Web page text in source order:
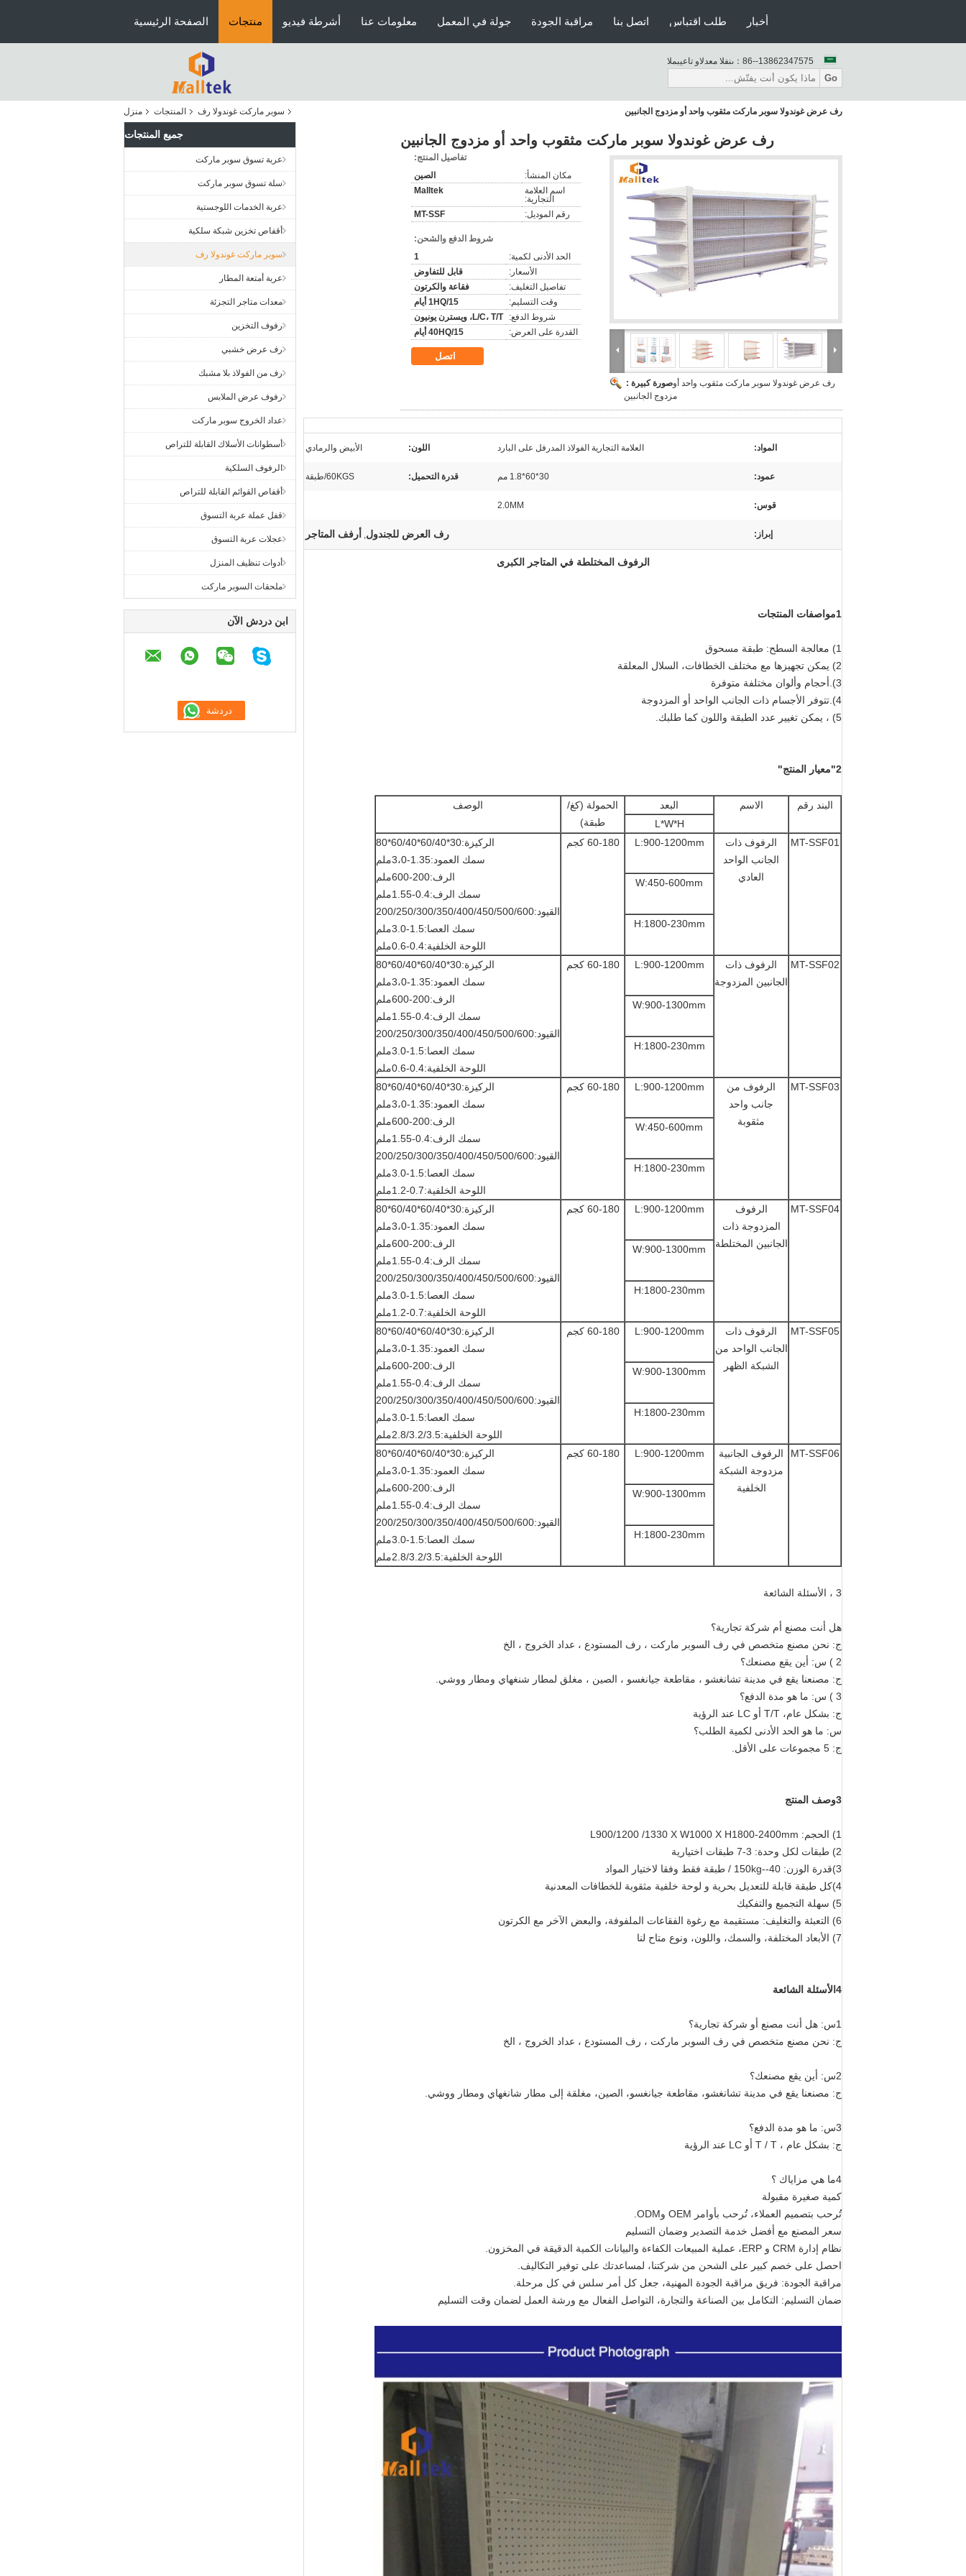
الصفحة الرئيسية منتجات أشرطة فيديو معلومات عنا جولة في المعمل مراقبة الجودة اتصل بنا طلب اقتباس أخبار
المبيعات والدعم الفنى： 86--13862347575
Go
منزل المنتجات سوبر ماركت غوندولا رف رف عرض غوندولا سوبر ماركت مثقوب واحد أو مزدوج الجانبين
جميع المنتجات
عربة تسوق سوبر ماركت
سلة تسوق سوبر ماركت
عربة الخدمات اللوجستية
أقفاص تخزين شبكة سلكية
سوبر ماركت غوندولا رف
عربة أمتعة المطار
معدات متاجر التجزئة
رفوف التخزين
رف عرض خشبي
رف من الفولاذ بلا مشبك
رفوف عرض الملابس
عداد الخروج سوبر ماركت
أسطوانات الأسلاك القابلة للتراص
الرفوف السلكية
أقفاص القوائم القابلة للتراص
قفل عملة عربة التسوق
عجلات عربة التسوق
أدوات تنظيف المنزل
ملحقات السوبر ماركت
ابن دردش الآن
رف عرض غوندولا سوبر ماركت مثقوب واحد أو مزدوج الجانبين
صورة كبيرة :رف عرض غوندولا سوبر ماركت مثقوب واحد أو
مزدوج الجانبين
تفاصيل المنتج:
مكان المنشأ:
الصين
اسم العلامة
التجارية:
Malltek
رقم الموديل: MT-SSF
شروط الدفع والشحن:
الحد الأدنى لكمية:
1
الأسعار:
قابل للتفاوض
تفاصيل التغليف:
فقاعة والكرتون
وقت التسليم:
1HQ/15 أيام
شروط الدفع:
L/C، T/T، ويسترن يونيون
القدرة على العرض:
40HQ/15 أيام
اتصل
المواد: العلامة التجارية الفولاذ المدرفل على البارد اللون: الأبيض والرمادي
عمود: 30*60*1.8 مم قدرة التحميل: 60KGS/طبقة
قوس: 2.0MM
إبراز: رف العرض للجندول, أرفف المتاجر
الرفوف المختلطة في المتاجر الكبرى
1مواصفات المنتجات
1) معالجة السطح: طبقة مسحوق
2) يمكن تجهيزها مع مختلف الخطافات، السلال المعلقة
3).أحجام وألوان مختلفة متوفرة
4).تتوفر الأجسام ذات الجانب الواحد أو المزدوجة
5) ، يمكن تغيير عدد الطبقة واللون كما طلبك.
2"معيار المنتج"
البند رقم الاسم البعد
الحمولة (كغ/
طبقة)
الوصف
L*W*H
MT-SSF01
الرفوف ذات
الجانب الواحد
العادي
L:900-1200mm 60-180 كجم
الركيزة:30*60/40*60/40*80
سمك العمود:1.35-3،0ملم
الرف:200-600ملم
سمك الرف:0.4-1.55ملم
القيود:200/250/300/350/400/450/500/600
سمك العصا:1.5-3.0ملم
اللوحة الخلفية:0.4-0.6ملم
W:450-600mm
H:1800-230mm
MT-SSF02
الرفوف ذات
الجانبين المزدوجة
L:900-1200mm 60-180 كجم
الركيزة:30*60/40*60/40*80
سمك العمود:1.35-3،0ملم
الرف:200-600ملم
سمك الرف:0.4-1.55ملم
القيود:200/250/300/350/400/450/500/600
سمك العصا:1.5-3.0ملم
اللوحة الخلفية:0.4-0.6ملم
W:900-1300mm
H:1800-230mm
MT-SSF03
الرفوف من
جانب واحد
مثقوبة
L:900-1200mm 60-180 كجم
الركيزة:30*60/40*60/40*80
سمك العمود:1.35-3،0ملم
الرف:200-600ملم
سمك الرف:0.4-1.55ملم
القيود:200/250/300/350/400/450/500/600
سمك العصا:1.5-3.0ملم
اللوحة الخلفية:0.7-1.2ملم
W:450-600mm
H:1800-230mm
MT-SSF04
الرفوف
المزدوجة ذات
الجانبين المختلطة
L:900-1200mm 60-180 كجم
الركيزة:30*60/40*60/40*80
سمك العمود:1.35-3،0ملم
الرف:200-600ملم
سمك الرف:0.4-1.55ملم
القيود:200/250/300/350/400/450/500/600
سمك العصا:1.5-3.0ملم
اللوحة الخلفية:0.7-1.2ملم
W:900-1300mm
H:1800-230mm
MT-SSF05
الرفوف ذات
الجانب الواحد من
الشبكة الظهر
L:900-1200mm 60-180 كجم
الركيزة:30*60/40*60/40*80
سمك العمود:1.35-3،0ملم
الرف:200-600ملم
سمك الرف:0.4-1.55ملم
القيود:200/250/300/350/400/450/500/600
سمك العصا:1.5-3.0ملم
اللوحة الخلفية:2.8/3.2/3.5ملم
W:900-1300mm
H:1800-230mm
MT-SSF06
الرفوف الجانبية
مزدوجة الشبكة
الخلفية
L:900-1200mm 60-180 كجم
الركيزة:30*60/40*60/40*80
سمك العمود:1.35-3،0ملم
الرف:200-600ملم
سمك الرف:0.4-1.55ملم
القيود:200/250/300/350/400/450/500/600
سمك العصا:1.5-3.0ملم
اللوحة الخلفية:2.8/3.2/3.5ملم
W:900-1300mm
H:1800-230mm
3 ، الأسئلة الشائعة
هل أنت مصنع أم شركة تجارية؟
ج: نحن مصنع متخصص في رف السوبر ماركت ، رف المستودع ، عداد الخروج ، الخ
2 ) س: أين يقع مصنعك؟
ج: مصنعنا يقع في مدينة تشانغشو ، مقاطعة جيانغسو ، الصين ، مغلق لمطار شنغهاي ومطار ووشي.
3 ) س: ما هو مدة الدفع؟
ج: بشكل عام، T/T أو LC عند الرؤية
س: ما هو الحد الأدنى لكمية الطلب؟
ج: 5 مجموعات على الأقل.
3وصف المنتج
1) الحجم: L900/1200 /1330 X W1000 X H1800-2400mm
2) طبقات لكل وحدة: 3-7 طبقات اختيارية
3)قدرة الوزن: 40--150kg / طبقة فقط وفقا لاختيار المواد
4)كل طبقة قابلة للتعديل بحرية و لوحة خلفية مثقوبة للخطافات المعدنية
5) سهلة التجميع والتفكيك
6) التعبئة والتغليف: مستقيمة مع رغوة الفقاعات الملفوفة، والبعض الآخر مع الكرتون
7) الأبعاد المختلفة، والسمك، واللون، ونوع متاح لنا
4الأسئلة الشائعة
1س: هل أنت مصنع أو شركة تجارية؟
ج: نحن مصنع متخصص في رف السوبر ماركت ، رف المستودع ، عداد الخروج ، الخ
2س: أين يقع مصنعك؟
ج: مصنعنا يقع في مدينة تشانغشو، مقاطعة جيانغسو، الصين، مغلقة إلى مطار شانغهاي ومطار ووشي.
3س: ما هو مدة الدفع؟
ج: بشكل عام ، T / T أو LC عند الرؤية
4ما هي مزاياك ؟
كمية صغيرة مقبولة
تُرحب بتصميم العملاء، تُرحب بأوامر OEM وODM.
سعر المصنع مع أفضل خدمة التصدير وضمان التسليم
نظام إدارة CRM و ERP، عملية المبيعات الكفاءة والبيانات الكمية الدقيقة في المخزون.
احصل على خصم كبير على الشحن من شركتنا، لمساعدتك على توفير التكاليف.
مراقبة الجودة: فريق مراقبة الجودة المهنية، جعل كل أمر سلس في كل مرحلة.
ضمان التسليم: التكامل بين الصناعة والتجارة، التواصل الفعال مع ورشة العمل لضمان وقت التسليم